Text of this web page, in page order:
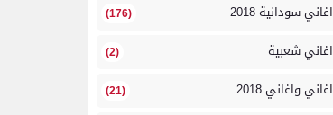
اغاني سودانية 2018 (176)
اغاني شعبية (2)
اغاني واغاني 2018 (21)